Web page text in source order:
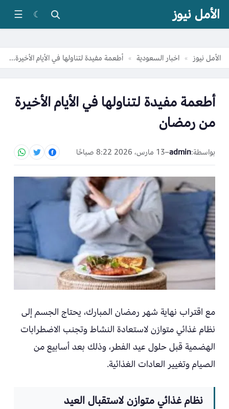
الأمل نيوز ☾
☰
الأمل نيوز » اخبار السعودية » أطعمة مفيدة لتناولها في الأيام الأخيرة من رمضان
أطعمة مفيدة لتناولها في الأيام الأخيرة
من رمضان
بواسطة:admin
–13 مارس، 2026 8:22 صباحًا
مع اقتراب نهاية شهر رمضان المبارك، يحتاج الجسم إلى
نظام غذائي متوازن لاستعادة النشاط وتجنب الاضطرابات
الهضمية قبل حلول عيد الفطر، وذلك بعد أسابيع من
الصيام وتغيير العادات الغذائية.
نظام غذائي متوازن لاستقبال العيد